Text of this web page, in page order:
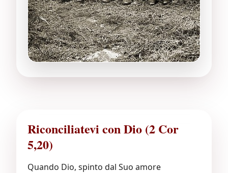
Riconciliatevi con Dio (2 Cor
5,20)
Quando Dio, spinto dal Suo amore